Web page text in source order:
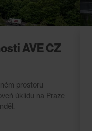
AVE CZ
prostoru
úklidu na Praze